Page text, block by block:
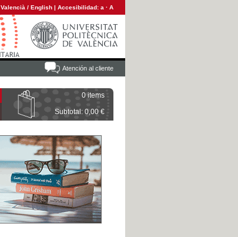
Valencià / English | Accesibilidad: a · A
Atención al cliente
0 items
Subtotal: 0,00 €